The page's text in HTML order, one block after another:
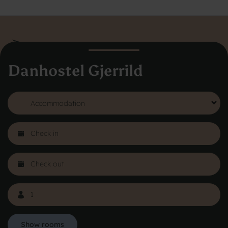
Danhostel Gjerrild
Show rooms
Vodroffsvej 32
1900 Frederiksberg
About Danhostel
Youth hostels abroad
Worth knowing - Hosteling
Online Gallery
Privacy Policy Copyright © 2026 All rights reserved Danhostel